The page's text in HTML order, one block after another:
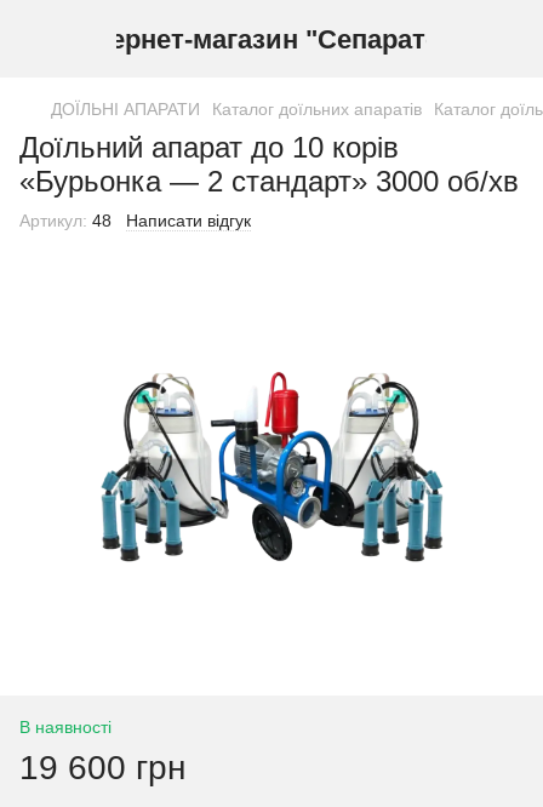
Інтернет-магазин "Сепаратор"
ДОЇЛЬНІ АПАРАТИ Каталог доїльних апаратів Каталог
Доїльний апарат до 10 корів
«Бурьонка — 2 стандарт» 3000 об/хв
Артикул: 48 Написати відгук
В наявності
19 600 грн